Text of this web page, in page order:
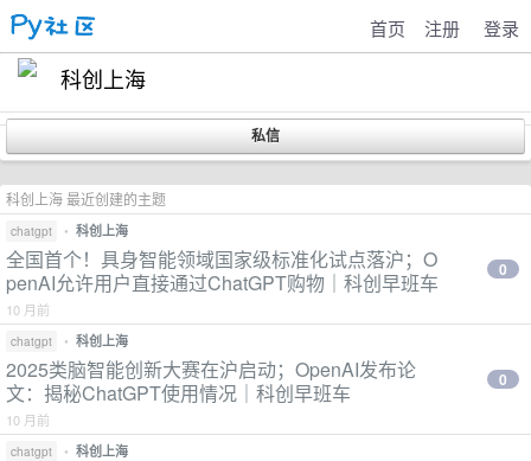
首页 注册 登录
科创上海
科创上海 最近创建的主题
chatgpt • 科创上海
全国首个！具身智能领域国家级标准化试点落沪；O
penAI允许用户直接通过ChatGPT购物｜科创早班车
10 月前
0
chatgpt • 科创上海
2025类脑智能创新大赛在沪启动；OpenAI发布论
文：揭秘ChatGPT使用情况｜科创早班车
10 月前
0
chatgpt • 科创上海